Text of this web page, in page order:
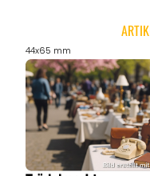
44x65 mm